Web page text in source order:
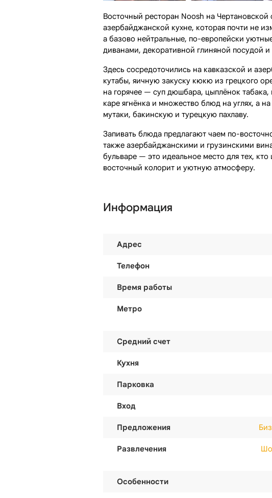
Восточный ресторан Noosh на
азербайджанской кухне, которая почти не
а базово нейтральные, по-европейски
диванами, декоративной глиняной посудой
Здесь сосредоточились на кавказской и
кутабы, яичную закуску кюкю из грецкого
на горячее — суп дюшбара, цыплёнок табака,
каре ягнёнка и множество блюд на углях, а
мутаки, бакинскую и турецкую пахлаву.
Запивать блюда предлагают чаем по-
также азербайджанскими и грузинскими
бульваре — это идеальное место для тех,
восточный колорит и уютную атмосферу.
Информация
Адрес
Телефон
Время работы
Метро
Средний счет
Кухня
Парковка
Вход
Предложения
Развлечения
Особенности